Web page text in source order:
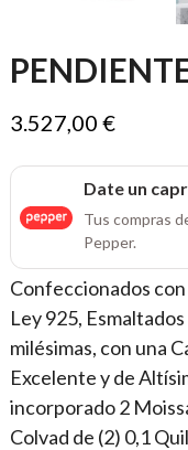
3.527,00 €
Date un
Tus compras
Pepper.
Confeccionados
Ley 925,
milésimas, con una
Excelente y de
incorporado 2
Colvad de (2) 0,1